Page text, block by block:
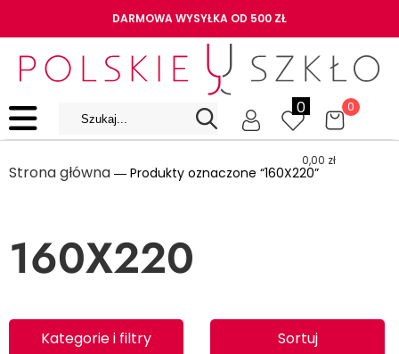
DARMOWA WYSYŁKA OD 500 ZŁ
0 0
0,00 zł
Strona główna ― Produkty oznaczone “160X220”
160X220
Kategorie i filtry Sortuj